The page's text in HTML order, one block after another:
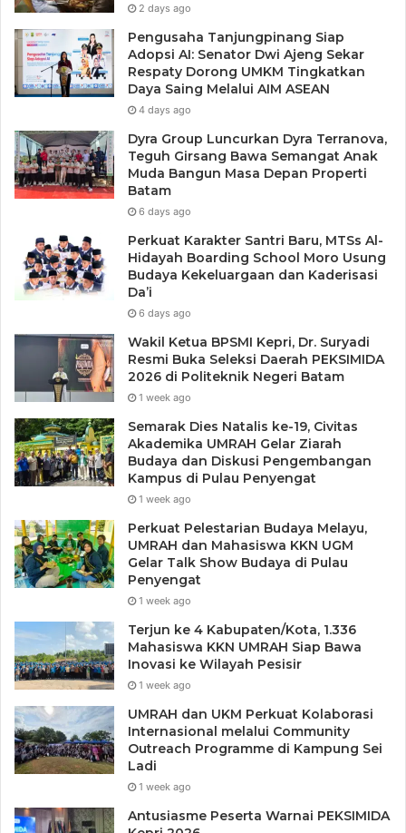
Tags Amsakar Achmad Batam Miniatur Indonesia
DPR RI
DPRD Kepri
Golden Prawn Jumaga Nadeak
Wakil Wali Kota Batam
2 days ago
Pengusaha Tanjungpinang Siap
Adopsi AI: Senator Dwi Ajeng Sekar
Respaty Dorong UMKM Tingkatkan
Daya Saing Melalui AIM ASEAN
4 days ago
Dyra Group Luncurkan Dyra Terranova,
Teguh Girsang Bawa Semangat Anak
Muda Bangun Masa Depan Properti
Batam
6 days ago
Perkuat Karakter Santri Baru, MTSs Al-
Hidayah Boarding School Moro Usung
Budaya Kekeluargaan dan Kaderisasi
Da’i
6 days ago
Wakil Ketua BPSMI Kepri, Dr. Suryadi
Resmi Buka Seleksi Daerah PEKSIMIDA
2026 di Politeknik Negeri Batam
1 week ago
Semarak Dies Natalis ke-19, Civitas
Akademika UMRAH Gelar Ziarah
Budaya dan Diskusi Pengembangan
Kampus di Pulau Penyengat
1 week ago
Perkuat Pelestarian Budaya Melayu,
UMRAH dan Mahasiswa KKN UGM
Gelar Talk Show Budaya di Pulau
Penyengat
1 week ago
Terjun ke 4 Kabupaten/Kota, 1.336
Mahasiswa KKN UMRAH Siap Bawa
Inovasi ke Wilayah Pesisir
1 week ago
UMRAH dan UKM Perkuat Kolaborasi
Internasional melalui Community
Outreach Programme di Kampung Sei
Ladi
1 week ago
Antusiasme Peserta Warnai PEKSIMIDA